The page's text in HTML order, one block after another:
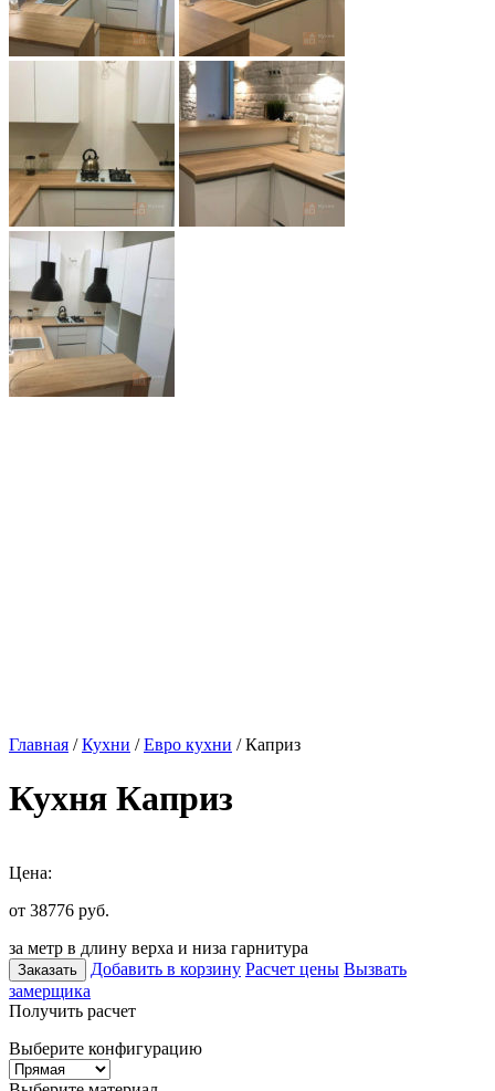
Главная /Кухни /Евро кухни / Каприз
Кухня Каприз
Цена:
от 38776 руб.
за метр в длину верха и низа гарнитура
Заказать Добавить в корзину Расчет цены Вызвать
замерщика
Получить расчет
Выберите конфигурацию